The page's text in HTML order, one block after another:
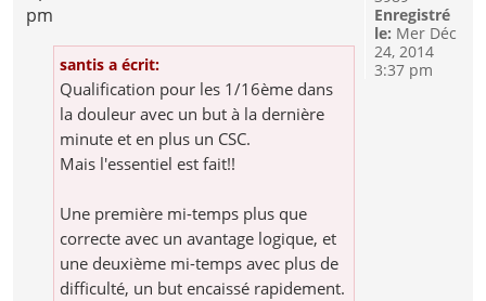
pm
santis a écrit:
Qualification pour les 1/16ème dans
la douleur avec un but à la dernière
minute et en plus un CSC.
Mais l'essentiel est fait!!
Une première mi-temps plus que
correcte avec un avantage logique, et
une deuxième mi-temps avec plus de
difficulté, un but encaissé rapidement.
Enregistré
le: Mer Déc
24, 2014
3:37 pm